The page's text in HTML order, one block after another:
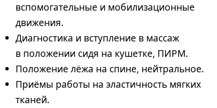
вспомогательные и мобилизационные
движения.
Диагностика и вступление в массаж
в положении сидя на кушетке, ПИРМ.
Положение лёжа на спине, нейтральное.
Приёмы работы на эластичность мягких
тканей.